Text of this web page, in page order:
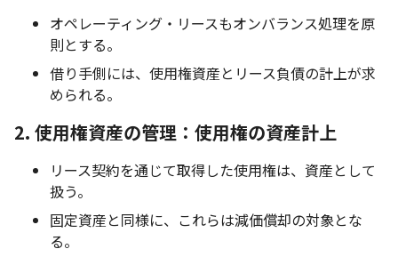
オペレーティング・リースもオンバランス処理を原
則とする。
借り手側には、使用権資産とリース負債の計上が求
められる。
2. 使用権資産の管理： 使用権の資産計上
リース契約を通じて取得した使用権は、資産として
扱う。
固定資産と同様に、これらは減価償却の対象とな
る。